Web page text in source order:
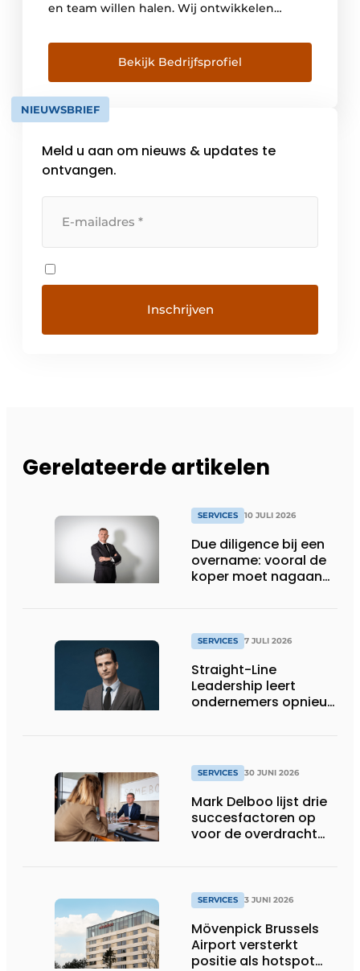
en team willen halen. Wij ontwikkelen
gedragsniveau. Niet via theorie of
inspiratiesessies, maar door feedback en
scherpe vragen die anderen niet stellen. Wij
verzorgen praktijkgerichte trainingen en
intensieve begeleiding die direct zichtbaar
Bekijk Bedrijfsprofiel
NIEUWSBRIEF
Meld u aan om nieuws & updates te
ontvangen.
Gerelateerde artikelen
SERVICES 10 JULI 2026
Due diligence bij een
overname: vooral de
koper moet nagaan
SERVICES 7 JULI 2026
Straight-Line
Leadership leert
ondernemers opnieuw
SERVICES 30 JUNI 2026
Mark Delboo lijst drie
succesfactoren op
voor de overdracht
SERVICES 3 JUNI 2026
Mövenpick Brussels
Airport versterkt
positie als hotspot